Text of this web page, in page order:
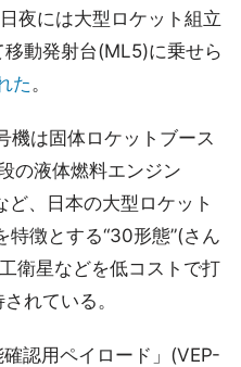
夜には大型ロケット組立
動発射台(ML5)に乗せら
た 。
は固体ロケットブース
の液体燃料エンジン
ど、日本の大型ロケット
特徴とする“30形態”(さん
衛星などを低コストで打
れている。
認用ペイロード」(VEP-